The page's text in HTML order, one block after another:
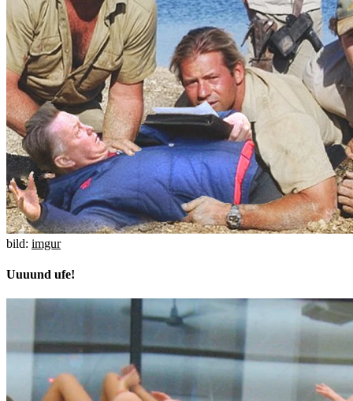
bild: imgur
Uuuund ufe!